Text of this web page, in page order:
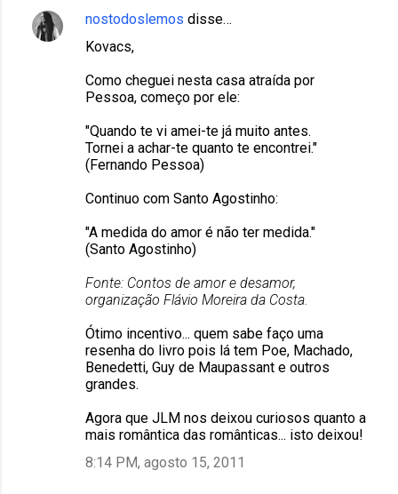
nostodoslemos disse…
Kovacs,
Como cheguei nesta casa atraída por
Pessoa, começo por ele:
"Quando te vi amei-te já muito antes.
Tornei a achar-te quanto te encontrei."
(Fernando Pessoa)
Continuo com Santo Agostinho:
"A medida do amor é não ter medida."
(Santo Agostinho)
Fonte: Contos de amor e desamor,
organização Flávio Moreira da Costa.
Ótimo incentivo... quem sabe faço uma
resenha do livro pois lá tem Poe, Machado,
Benedetti, Guy de Maupassant e outros
grandes.
Agora que JLM nos deixou curiosos quanto a
mais romântica das românticas... isto deixou!
8:14 PM, agosto 15, 2011